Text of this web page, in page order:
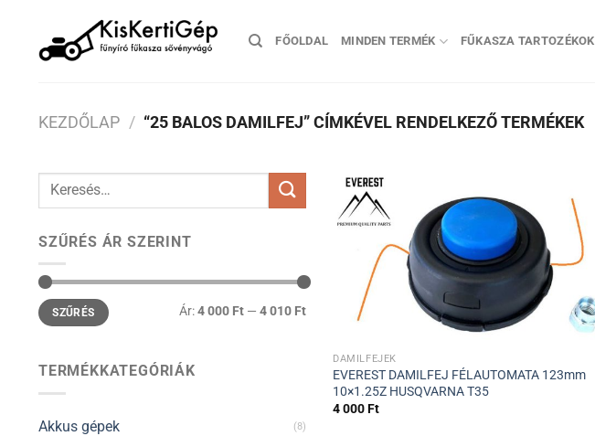
content
FŐOLDAL MINDEN TERMÉK FŰKASZA TARTOZÉKOK
KEZDŐLAP / “25 BALOS DAMILFEJ” CÍMKÉVEL RENDELKEZŐ TERMÉKEK
Keresés
SZŰRÉS ÁR SZERINT
Min
ár
Max
ár
SZŰRÉS Ár:4 000 Ft— 4 010 Ft
TERMÉKKATEGÓRIÁK
Akkus gépek (8)
DAMILFEJEK
EVEREST DAMILFEJ FÉLAUTOMATA 123mm
10×1.25Z HUSQVARNA T35
4 000Ft